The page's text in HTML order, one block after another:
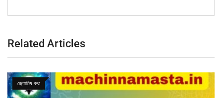
Related Articles
জ্যোতিষ কথা